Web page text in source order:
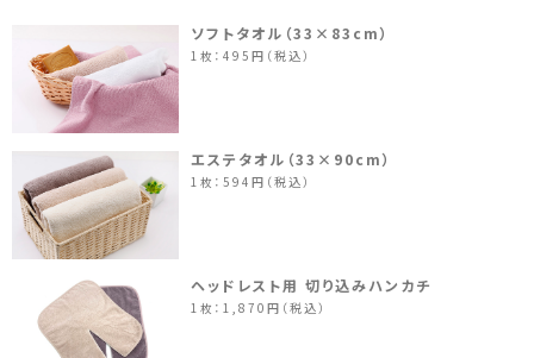
ソフトタオル（33×83cm）
1枚：495円（税込）
エステタオル（33×90cm）
1枚：594円（税込）
ヘッドレスト用 切り込みハンカチ
1枚：1,870円（税込）